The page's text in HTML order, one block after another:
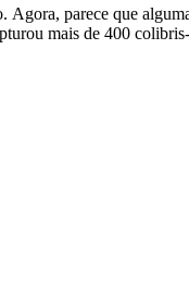
parece que
mais de 400